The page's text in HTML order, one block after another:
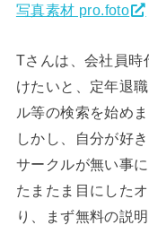
写真素材 pro.foto
Tさんは、会社員時
けたいと、定年退
ル等の検索を始めま
しかし、自分が好
サークルが無い事
たまたま目にした
り、まず無料の説